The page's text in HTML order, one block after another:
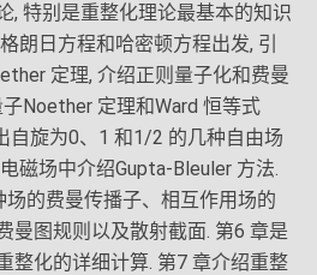
, 特别是重整化理论最基本的知识
朗日方程和哈密顿方程出发, 引
定理, 介绍正则量子化和费曼
Noether 定理和Ward 恒等式
自旋为0、1 和1/2 的几种自由场
磁场中介绍Gupta-Bleuler 方法.
的费曼传播子、相互作用场的
曼图规则以及散射截面. 第6 章是
整化的详细计算. 第7 章介绍重整